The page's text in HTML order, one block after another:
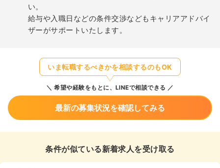
い。
給与や入職日などの条件交渉などもキャリアアドバイ
ザーがサポートいたします。
いま転職するべきかを相談するのもOK
希望や経験をもとに、LINEで相談できる
最新の募集状況を確認してみる
条件が似ている新着求人を受け取る